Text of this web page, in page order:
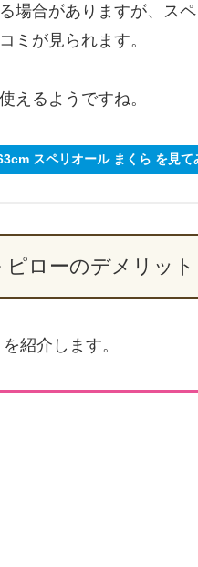
場合がありますが、ス
ミが見られます。
えるようですね。
スペリオール まくら を見て
ピローのデメリット
紹介します。